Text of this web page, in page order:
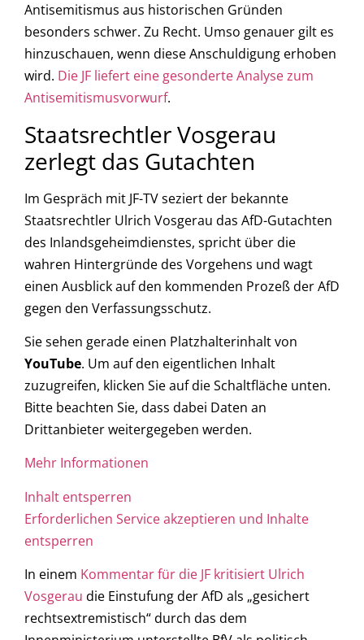
Antisemitismus aus historischen Gründen
besonders schwer. Zu Recht. Umso genauer gilt es
hinzuschauen, wenn diese Anschuldigung erhoben
wird. Die JF liefert eine gesonderte Analyse zum
Antisemitismusvorwurf.
Staatsrechtler Vosgerau
zerlegt das Gutachten
Im Gespräch mit JF-TV seziert der bekannte
Staatsrechtler Ulrich Vosgerau das AfD-Gutachten
des Inlandsgeheimdienstes, spricht über die
wahren Hintergründe des Vorgehens und wagt
einen Ausblick auf den kommenden Prozeß der AfD
gegen den Verfassungsschutz.
Sie sehen gerade einen Platzhalterinhalt von
YouTube. Um auf den eigentlichen Inhalt
zuzugreifen, klicken Sie auf die Schaltfläche unten.
Bitte beachten Sie, dass dabei Daten an
Drittanbieter weitergegeben werden.
Mehr Informationen
Inhalt entsperren
Erforderlichen Service akzeptieren und Inhalte
entsperren
In einem Kommentar für die JF kritisiert Ulrich
Vosgerau die Einstufung der AfD als „gesichert
rechtsextremistisch“ durch das dem